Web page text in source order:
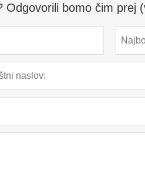
Odgovorili bomo čim prej